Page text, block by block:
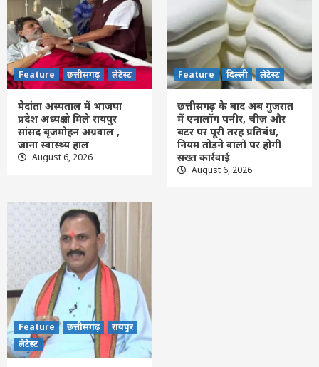
4
Feature दिल्ली लेटेस्ट
छत्तीसगढ़ के बाद अब गुजरात में एनालॉग पनीर,
चीज़ और बटर पर पूरी तरह प्रतिबंध, नियम तोड़ने
वालों पर होगी सख्त कार्रवाई
5
Feature छत्तीसगढ़ लेटेस्ट
CG- एनालॉग पनीर के बाद अब इन खाद्य पदार्थों पर
सरकार की नजर, स्वास्थ्य मंत्री बोले- मिलावटखोरों
को नहीं छोड़ेंगे
Feature छत्तीसगढ़ लेटेस्ट
मेदांता अस्पताल में भाजपा
प्रदेश अध्यक्ष से मिले रायपुर
सांसद बृजमोहन अग्रवाल ,
जाना स्वास्थ्य हाल
August 6, 2026
Feature दिल्ली लेटेस्ट
छत्तीसगढ़ के बाद अब गुजरात
में एनालॉग पनीर, चीज़ और
बटर पर पूरी तरह प्रतिबंध,
नियम तोड़ने वालों पर होगी
सख्त कार्रवाई
August 6, 2026
Feature छत्तीसगढ़
रायपुर
लेटेस्ट